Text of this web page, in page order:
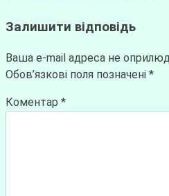
Залишити відповідь
Ваша e-mail адреса не
Обов’язкові поля позначені *
Коментар *